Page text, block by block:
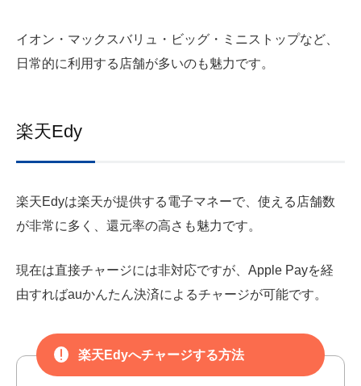
イオン・マックスバリュ・ビッグ・ミニストップなど、
日常的に利用する店舗が多いのも魅力です。
楽天Edy
楽天Edyは楽天が提供する電子マネーで、使える店舗数
が非常に多く、還元率の高さも魅力です。
現在は直接チャージには非対応ですが、Apple Payを経
由すればauかんたん決済によるチャージが可能です。
楽天Edyへチャージする方法